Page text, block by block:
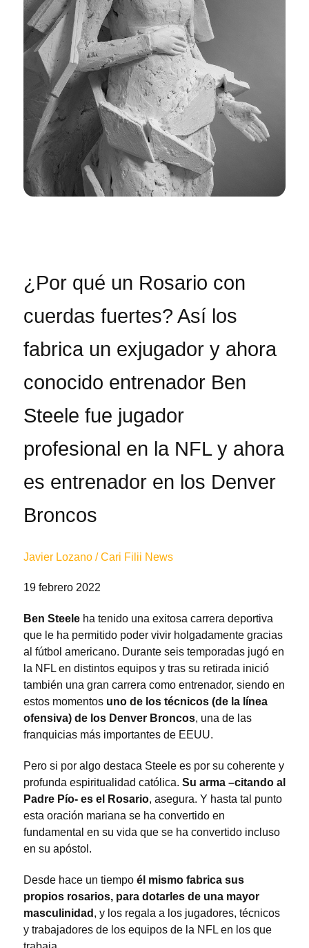
¿Por qué un Rosario con
cuerdas fuertes? Así los
fabrica un exjugador y ahora
conocido entrenador Ben
Steele fue jugador
profesional en la NFL y ahora
es entrenador en los Denver
Broncos
Javier Lozano / Cari Filii News
19 febrero 2022
Ben Steele ha tenido una exitosa carrera deportiva
que le ha permitido poder vivir holgadamente gracias
al fútbol americano. Durante seis temporadas jugó en
la NFL en distintos equipos y tras su retirada inició
también una gran carrera como entrenador, siendo en
estos momentos uno de los técnicos (de la línea
ofensiva) de los Denver Broncos, una de las
franquicias más importantes de EEUU.
Pero si por algo destaca Steele es por su coherente y
profunda espiritualidad católica. Su arma –citando al
Padre Pío- es el Rosario, asegura. Y hasta tal punto
esta oración mariana se ha convertido en
fundamental en su vida que se ha convertido incluso
en su apóstol.
Desde hace un tiempo él mismo fabrica sus
propios rosarios, para dotarles de una mayor
masculinidad , y los regala a los jugadores, técnicos
y trabajadores de los equipos de la NFL en los que